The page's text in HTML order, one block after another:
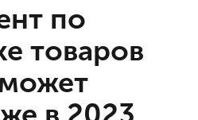
по
товаров